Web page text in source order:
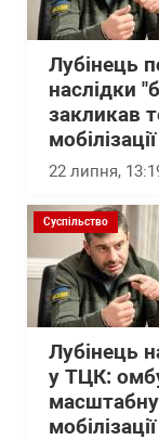
Лубінець
наслідки
закликав
мобілізації
22 липня,
Суспільство
Лубінець
у ТЦК:
мобілізації